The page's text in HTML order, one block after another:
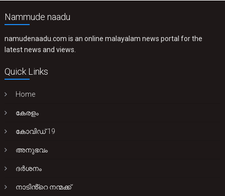
Nammude naadu
namudenaadu.com is an online malayalam news portal for the
latest news and views.
Quick Links
Home
കേരളം
കോവിഡ് 19
അനുഭവം
ദർശനം
നാടിൻ്റെ നന്മക്ക്